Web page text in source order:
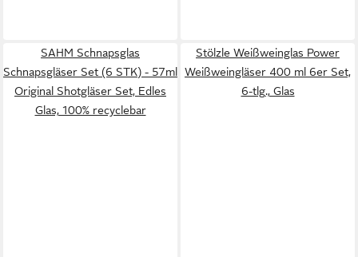
SAHM Schnapsglas
Schnapsgläser Set (6 STK) - 57ml
Original Shotgläser Set, Edles
Glas, 100% recyclebar
Stölzle Weißweinglas Power
Weißweingläser 400 ml 6er Set,
6-tlg., Glas